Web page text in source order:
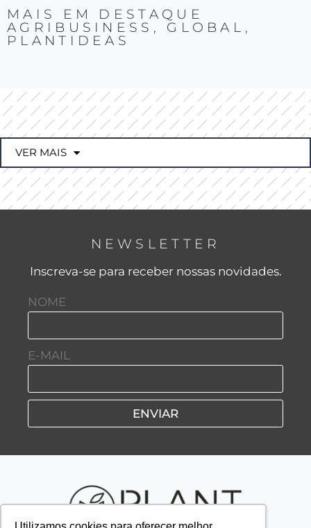
MAIS EM DESTAQUE
AGRIBUSINESS , GLOBAL ,
PLANTIDEAS
VER MAIS
NEWSLETTER
Inscreva-se para receber nossas novidades.
NOME
E-MAIL
ENVIAR